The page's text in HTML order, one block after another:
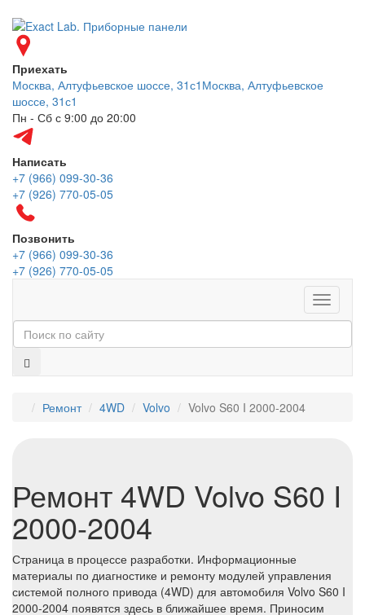
Приехать
Москва, Алтуфьевское шоссе, 31с1 Москва, Алтуфьевское
шоссе, 31с1
Пн - Сб с 9:00 до 20:00
Написать
+7 (966) 099-30-36
+7 (926) 770-05-05
Позвонить
+7 (966) 099-30-36
+7 (926) 770-05-05
Меню
Ремонт 4WD Volvo Volvo S60 I 2000-2004
Ремонт 4WD Volvo S60 I
2000-2004
Страница в процессе разработки. Информационные
материалы по диагностике и ремонту модулей управления
системой полного привода (4WD) для автомобиля Volvo S60 I
2000-2004 появятся здесь в ближайшее время. Приносим